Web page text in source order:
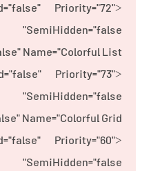
Priority="72"
SemiHidden="false"
Name="Colorful List"/>
Priority="73"
SemiHidden="false"
Name="Colorful Grid"/>
Priority="60"
SemiHidden="false"